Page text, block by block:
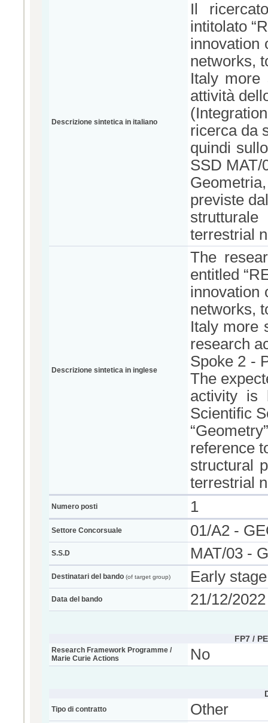
Descrizione sintetica in italiano
Il
intitolato
innovation
networks,
Italy more
attività
ricerca da
quindi
SSD MAT/
previste
terrestrial
Descrizione sintetica in inglese
The
entitled
innovation
networks,
Italy more
research
Spoke 2 -
The
activity is
Scientific
reference
structural
terrestrial
Numero posti 1
Settore Concorsuale 01/A2 -
S.S.D MAT/03 -
Destinatari del bando (of target group) Early
Data del bando 21/12/2022
FP7 /
Research Framework Programme /
Marie Curie Actions
No
Tipo di contratto Other